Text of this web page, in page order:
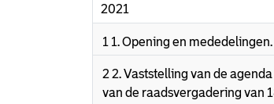
2021
1 1. Opening en mededelingen.
2 2. Vaststelling van de agenda
van de raadsvergadering van